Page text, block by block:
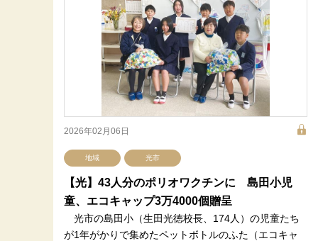
2026年02月06日
地域 光市
【光】43人分のポリオワクチンに 島田小児
童、エコキャップ3万4000個贈呈
光市の島田小（生田光徳校長、174人）の児童たち
が1年がかりで集めたペットボトルのふた（エコキャ